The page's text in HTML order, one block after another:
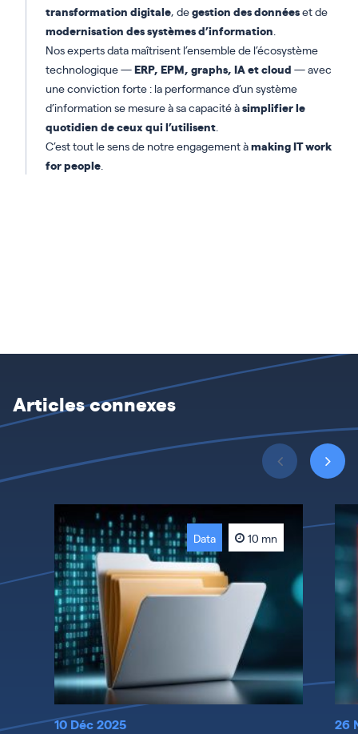
transformation digitale, degestion des donnéeset de
modernisation des systèmes d’information
Nos experts data maîtrisent l’ensemble de l’écosystème
technologique —ERP, EPM, graphs, IA et cloud — avec
une conviction forte : la performance d’un système
d’information se mesure à sa capacité àsimplifier le
quotidien de ceux qui l’utilisent
C’est tout le sens de notre engagement àmaking IT work
for people
Articles connexes
Data 10 mn
10 Déc 2025 26